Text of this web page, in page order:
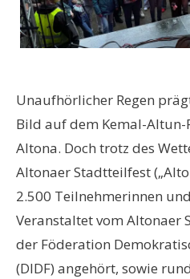
Unaufhörlicher Regen
Bild auf dem Kemal-
Altona. Doch trotz des
Altonaer Stadtteilfest
2.500 Teilnehmerinnen
Veranstaltet vom Altonaer
der Föderation
(DIDF) angehört, sowie